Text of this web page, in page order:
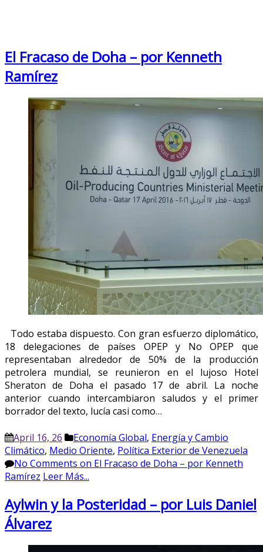
El Fracaso de Doha – por Kenneth
Ramírez
Todo estaba dispuesto. Con gran esfuerzo diplomático,
18 delegaciones de países OPEP y No OPEP que
representaban alrededor de 50% de la producción
petrolera mundial, se reunieron en el lujoso Hotel
Sheraton de Doha el pasado 17 de abril. La noche
anterior cuando intercambiaron saludos y el primer
borrador del texto, lucía casi como…
April 16, 26 Economía Global, Energía y Cambio
Climático, Medio Oriente, Política Exterior de Venezuela
No Comments on El Fracaso de Doha – por Kenneth
Ramírez Leer Más...
Aylwin y la Posteridad – por Luis Daniel
Álvarez